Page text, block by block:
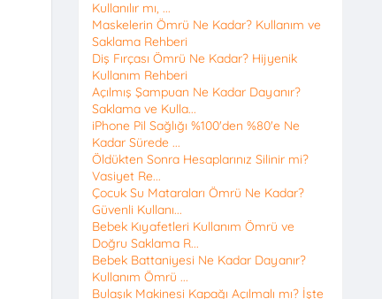
Kullanılır mı, ...
Maskelerin Ömrü Ne Kadar? Kullanım ve
Saklama Rehberi
Diş Fırçası Ömrü Ne Kadar? Hijyenik
Kullanım Rehberi
Açılmış Şampuan Ne Kadar Dayanır?
Saklama ve Kulla...
iPhone Pil Sağlığı %100'den %80'e Ne
Kadar Sürede ...
Öldükten Sonra Hesaplarınız Silinir mi?
Vasiyet Re...
Çocuk Su Mataraları Ömrü Ne Kadar?
Güvenli Kullanı...
Bebek Kıyafetleri Kullanım Ömrü ve
Doğru Saklama R...
Bebek Battaniyesi Ne Kadar Dayanır?
Kullanım Ömrü ...
Bulaşık Makinesi Kapağı Açılmalı mı? İşte